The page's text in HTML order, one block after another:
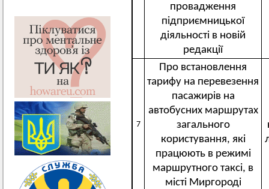
провадження
підприємницької
діяльності в новій
редакції
7
Про встановлення
тарифу на перевезення
пасажирів на
автобусних маршрутах
загального
користування, які
працюють в режимі
маршрутного таксі, в
місті Миргороді